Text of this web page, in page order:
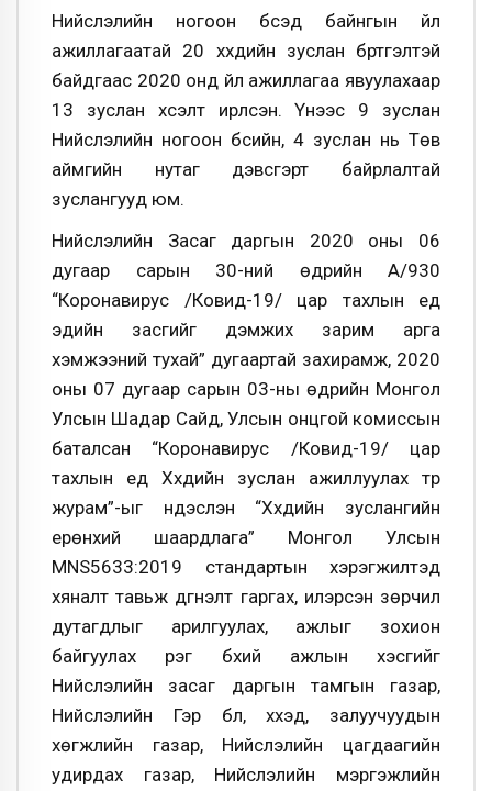
Нийслэлийн ногоон бүсэд байнгын үйл
ажиллагаатай 20 хүүхдийн зуслан бүртгэлтэй
байдгаас 2020 онд үйл ажиллагаа явуулахаар
13 зуслан хүсэлт ирүүлсэн. Үүнээс 9 зуслан
Нийслэлийн ногоон бүсийн, 4 зуслан нь Төв
аймгийн нутаг дэвсгэрт байрлалтай
зуслангууд юм.
Нийслэлийн Засаг даргын 2020 оны 06
дугаар сарын 30-ний өдрийн А/930
“Коронавирус /Ковид-19/ цар тахлын үед
эдийн засгийг дэмжих зарим арга
хэмжээний тухай” дугаартай захирамж, 2020
оны 07 дугаар сарын 03-ны өдрийн Монгол
Улсын Шадар Сайд, Улсын онцгой комиссын
баталсан “Коронавирус /Ковид-19/ цар
тахлын үед Хүүхдийн зуслан ажиллуулах түр
журам”-ыг үндэслэн “Хүүхдийн зуслангийн
ерөнхий шаардлага” Монгол Улсын
МNS5633:2019 стандартын хэрэгжилтэд
хяналт тавьж дүгнэлт гаргах, илэрсэн зөрчил
дутагдлыг арилгуулах, ажлыг зохион
байгуулах үүрэг бүхий ажлын хэсгийг
Нийслэлийн засаг даргын тамгын газар,
Нийслэлийн Гэр бүл, хүүхэд, залуучуудын
хөгжлийн газар, Нийслэлийн цагдаагийн
удирдах газар, Нийслэлийн мэргэжлийн